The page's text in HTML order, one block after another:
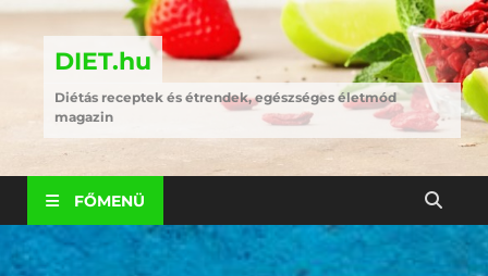
DIET.hu
Diétás receptek és étrendek, egészséges életmód
magazin
FŐMENÜ